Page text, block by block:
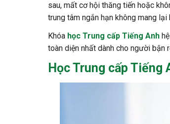
sau, mất cơ hội thăng tiến hoặc
trung tâm ngắn hạn không mang
Khóa học Trung cấp Tiếng Anh
toàn diện nhất dành cho người bận
HọcTrung cấp Tiếng